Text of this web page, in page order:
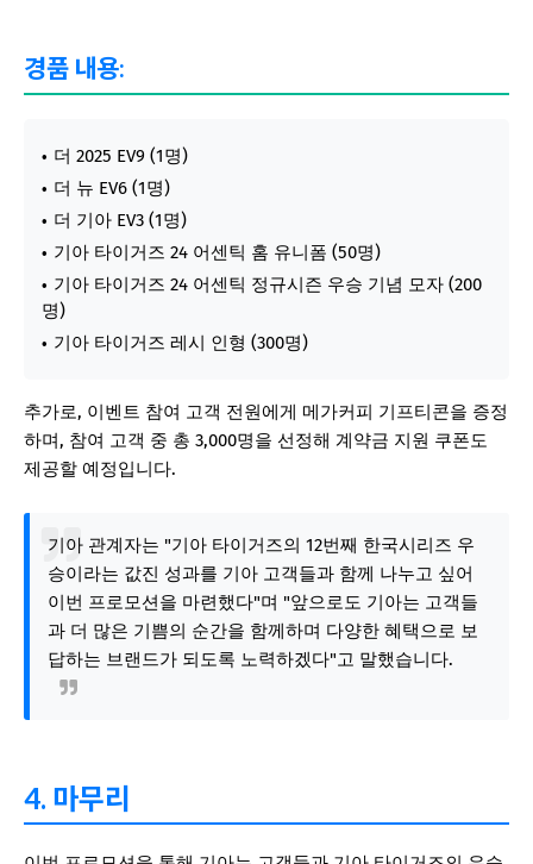
경품 내용:
더 2025 EV9 (1명)
더 뉴 EV6 (1명)
더 기아 EV3 (1명)
기아 타이거즈 24 어센틱 홈 유니폼 (50명)
기아 타이거즈 24 어센틱 정규시즌 우승 기념 모자 (200
명)
기아 타이거즈 레시 인형 (300명)
추가로, 이벤트 참여 고객 전원에게 메가커피 기프티콘을 증정
하며, 참여 고객 중 총 3,000명을 선정해 계약금 지원 쿠폰도
제공할 예정입니다.
기아 관계자는 "기아 타이거즈의 12번째 한국시리즈 우
승이라는 값진 성과를 기아 고객들과 함께 나누고 싶어
이번 프로모션을 마련했다"며 "앞으로도 기아는 고객들
과 더 많은 기쁨의 순간을 함께하며 다양한 혜택으로 보
답하는 브랜드가 되도록 노력하겠다"고 말했습니다.
4. 마무리